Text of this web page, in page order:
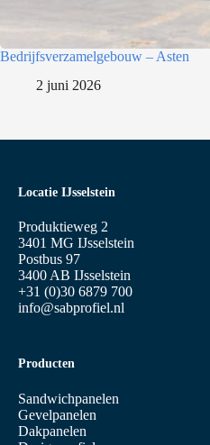
Bedrijfsverzamelgebouw – Asten
2 juni 2026
Locatie IJsselstein
Produktieweg 2
3401 MG IJsselstein
Postbus 97
3400 AB IJsselstein
+31 (0)30 6879 700
info@sabprofiel.nl
Producten
Sandwichpanelen
Gevelpanelen
Dakpanelen